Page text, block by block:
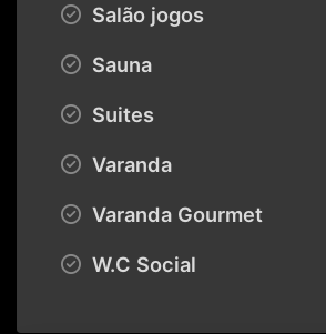
Salão jogos
Sauna
Suites
Varanda
Varanda Gourmet
W.C Social